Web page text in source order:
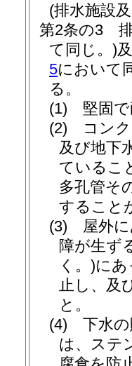
(排水施設
第2条の3
て同じ。)
5において
る。
(1)
堅固
(2)
コン
及び地下
ているこ
多孔管そ
すること
(3)
屋外
障が生ず
く。)にあ
止し、及
と。
(4)
下水
は、ステ